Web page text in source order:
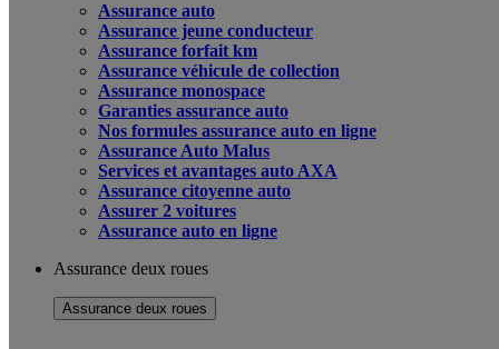
Assurance auto
Assurance jeune conducteur
Assurance forfait km
Assurance véhicule de collection
Assurance monospace
Garanties assurance auto
Nos formules assurance auto en ligne
Assurance Auto Malus
Services et avantages auto AXA
Assurance citoyenne auto
Assurer 2 voitures
Assurance auto en ligne
Assurance deux roues
Assurance deux roues